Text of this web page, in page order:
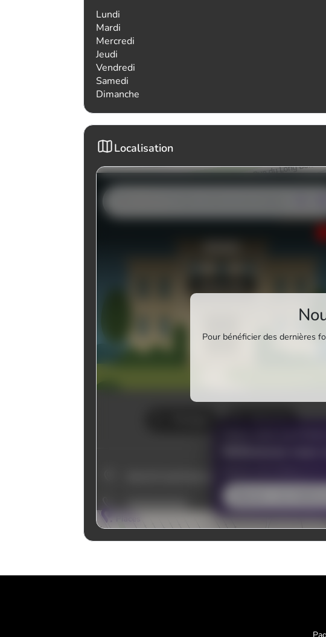
Lundi
Mardi
Mercredi
Jeudi
Vendredi
Samedi
Dimanche
Localisation